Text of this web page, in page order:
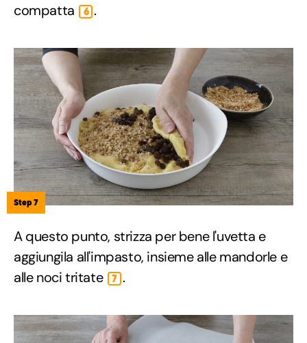
compatta
6 .
Step 7
A questo punto, strizza per bene l'uvetta e
aggiungila all'impasto, insieme alle mandorle e
alle noci tritate
7 .